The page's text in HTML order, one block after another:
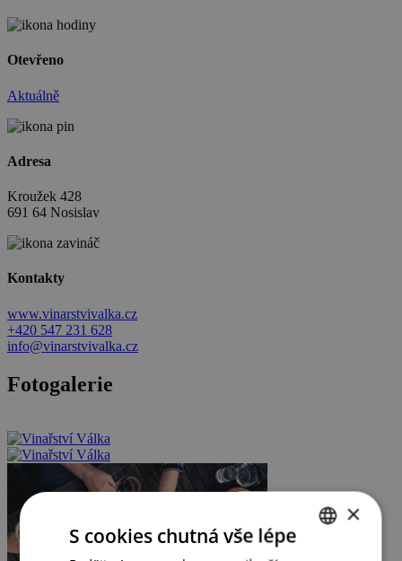
Otevřeno
Aktuálně
Adresa
Kroužek 428
691 64 Nosislav
Kontakty
www.vinarstvivalka.cz
+420 547 231 628
info@vinarstvivalka.cz
Fotogalerie
×
S cookies chutná vše lépe